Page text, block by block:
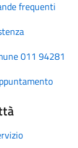
frequenti
011 94281